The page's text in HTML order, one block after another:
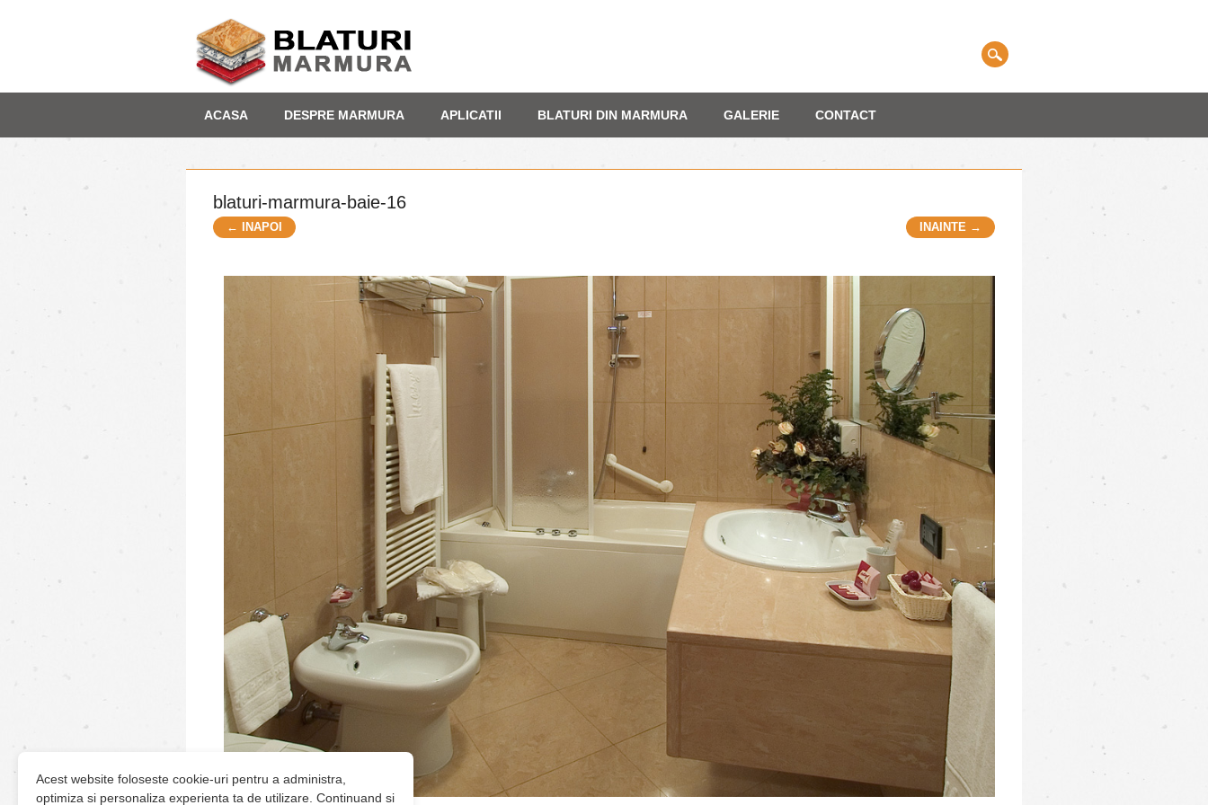
Acest website foloseste cookie-uri pentru a administra,
optimiza si personaliza experienta ta de utilizare. Continuand si
content
ACASA DESPRE MARMURA APLICATII BLATURI DIN MARMURA GALERIE CONTACT
blaturi-marmura-baie-16
← INAPOI INAINTE →